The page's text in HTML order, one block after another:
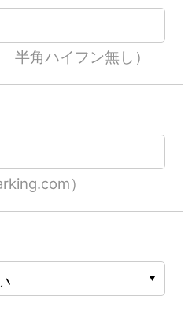
半角ハイフン無し）
）